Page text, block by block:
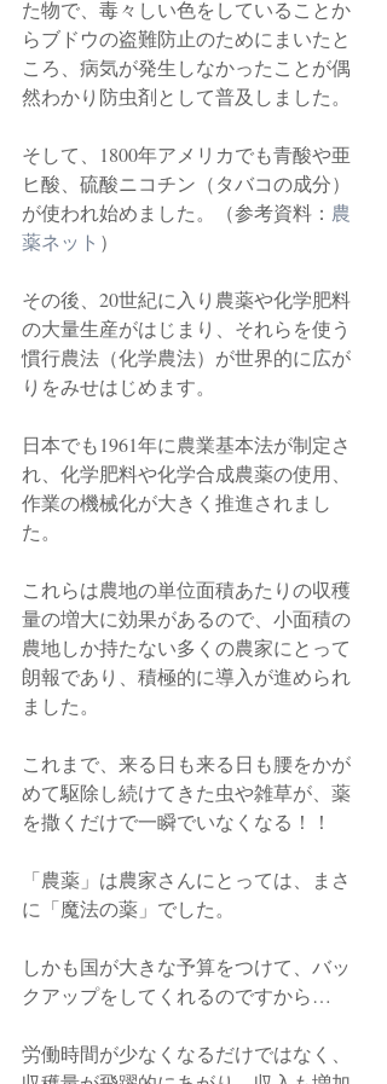
た物で、毒々しい色をしていることか
らブドウの盗難防止のためにまいたと
ころ、病気が発生しなかったことが偶
然わかり防虫剤として普及しました。
そして、1800年アメリカでも青酸や亜
ヒ酸、硫酸ニコチン（タバコの成分）
が使われ始めました。（参考資料： 農
薬ネット ）
その後、20世紀に入り農薬や化学肥料
の大量生産がはじまり、それらを使う
慣行農法（化学農法）が世界的に広が
りをみせはじめます。
日本でも1961年に農業基本法が制定さ
れ、化学肥料や化学合成農薬の使用、
作業の機械化が大きく推進されまし
た。
これらは農地の単位面積あたりの収穫
量の増大に効果があるので、小面積の
農地しか持たない多くの農家にとって
朗報であり、積極的に導入が進められ
ました。
これまで、来る日も来る日も腰をかが
めて駆除し続けてきた虫や雑草が、薬
を撒くだけで一瞬でいなくなる！！
「農薬」は農家さんにとっては、まさ
に「魔法の薬」でした。
しかも国が大きな予算をつけて、バッ
クアップをしてくれるのですから…
労働時間が少なくなるだけではなく、